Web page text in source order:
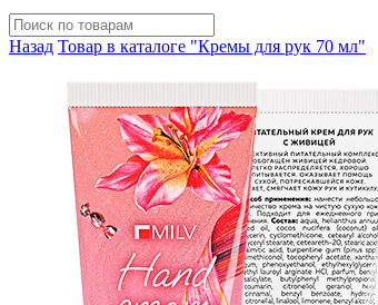
Назад Товар в каталоге "Кремы для рук 70 мл"